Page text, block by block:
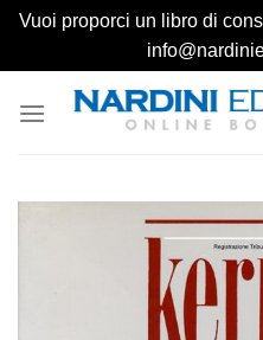
Vuoi proporci un libro di